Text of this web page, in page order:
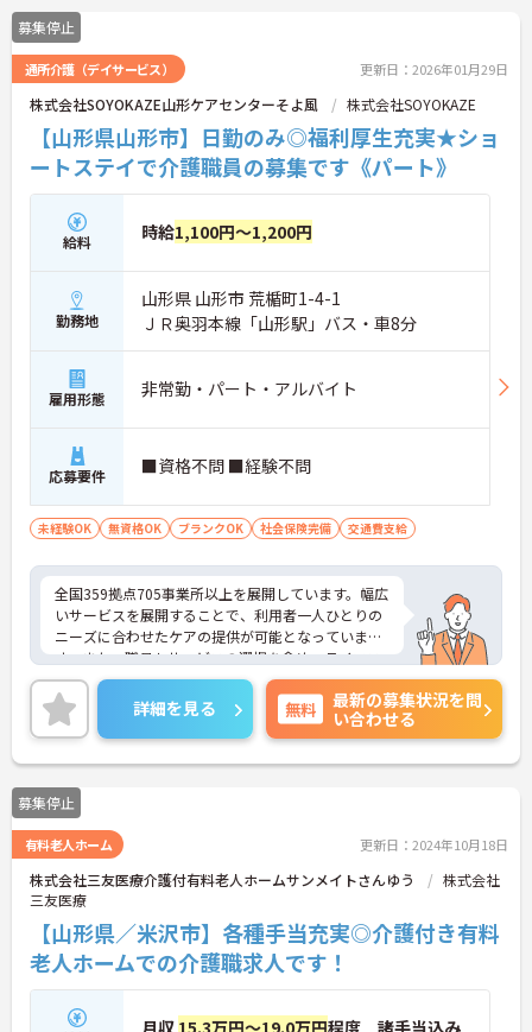
募集停止
通所介護（デイサービス） 更新日：2026年01月29日
株式会社SOYOKAZE山形ケアセンターそよ風 株式会社SOYOKAZE
【山形県山形市】日勤のみ◎福利厚生充実★ショ
ートステイで介護職員の募集です《パート》
給料 時給1,100円～1,200円
勤務地
山形県 山形市 荒楯町1-4-1
ＪＲ奥羽本線「山形駅」バス・車8分
雇用形態 非常勤・パート・アルバイト
応募要件 ■資格不問 ■経験不問
未経験OK 無資格OK ブランクOK 社会保険完備 交通費支給
全国359拠点705事業所以上を展開しています。幅広
いサービスを展開することで、利用者一人ひとりの
ニーズに合わせたケアの提供が可能となっていま
す。また、職員もサービスの選択を含め、ライフス
タイルに合わせた働き方の選択肢が多くあります。
入社時研修はもちろん、サービス・職種ごとに研修
カリキュラムが整っており学び成長できる環境で
す。
ご興味のある方は面接対策ポイントなどお話致しま
すのでお気軽にお問い合わせください。
詳細を見る 無料
最新の募集状況を問
い合わせる
募集停止
有料老人ホーム 更新日：2024年10月18日
株式会社三友医療介護付有料老人ホームサンメイトさんゆう
株式会社
三友医療
【山形県／米沢市】各種手当充実◎介護付き有料
老人ホームでの介護職求人です！
月収 15.3万円～19.0万円程度 諸手当込み